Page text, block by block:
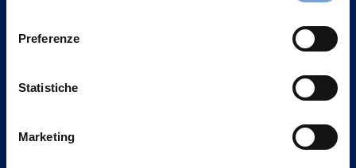
Preferenze
Statistiche
Marketing